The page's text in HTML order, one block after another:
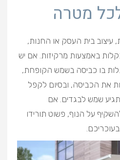
מטרה
עיצוב בית העסק או החנות,
באמצעות מרקיזות. אם יש
בו כביסה בשמש הקופחת,
את הכביסה, ובסיום לקפל
שמש לבגדים. אם
על הנוף, פשוט תורידו